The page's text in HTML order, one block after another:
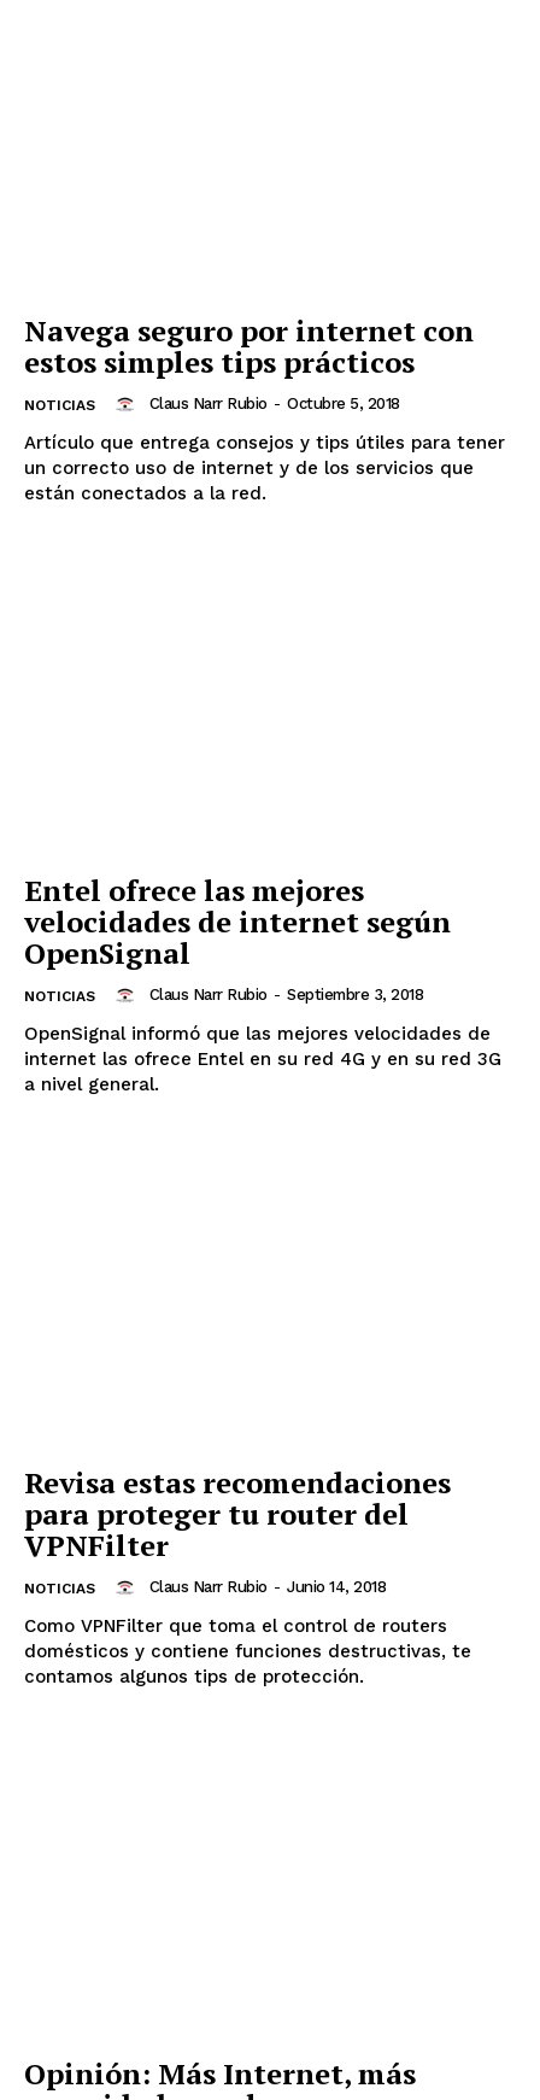
Navega seguro por internet con
estos simples tips prácticos
NOTICIAS Claus Narr Rubio - Octubre 5, 2018
Artículo que entrega consejos y tips útiles para tener
un correcto uso de internet y de los servicios que
están conectados a la red.
Entel ofrece las mejores
velocidades de internet según
OpenSignal
NOTICIAS Claus Narr Rubio - Septiembre 3, 2018
OpenSignal informó que las mejores velocidades de
internet las ofrece Entel en su red 4G y en su red 3G
a nivel general.
Revisa estas recomendaciones
para proteger tu router del
VPNFilter
NOTICIAS Claus Narr Rubio - Junio 14, 2018
Como VPNFilter que toma el control de routers
domésticos y contiene funciones destructivas, te
contamos algunos tips de protección.
Opinión: Más Internet, más